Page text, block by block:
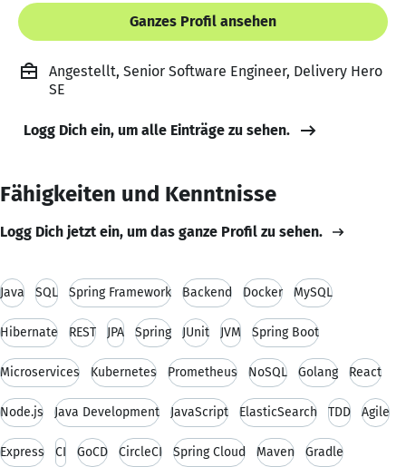
Ganzes Profil ansehen
Angestellt, Senior Software Engineer, Delivery Hero
SE
Logg Dich ein, um alle Einträge zu sehen.
Fähigkeiten und Kenntnisse
Logg Dich jetzt ein, um das ganze Profil zu sehen.
Java SQL Spring Framework Backend Docker MySQL
Hibernate REST JPA Spring JUnit JVM Spring Boot
Microservices Kubernetes Prometheus NoSQL Golang React
Node.js Java Development JavaScript ElasticSearch TDD Agile
Express CI GoCD CircleCI Spring Cloud Maven Gradle